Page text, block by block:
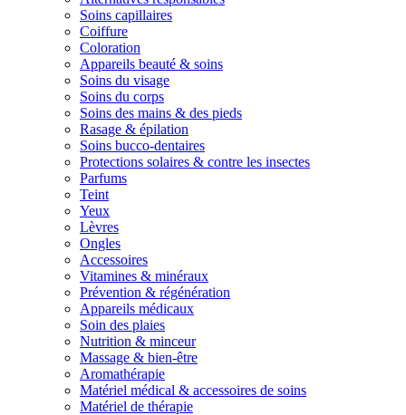
Soins capillaires
Coiffure
Coloration
Appareils beauté & soins
Soins du visage
Soins du corps
Soins des mains & des pieds
Rasage & épilation
Soins bucco-dentaires
Protections solaires & contre les insectes
Parfums
Teint
Yeux
Lèvres
Ongles
Accessoires
Vitamines & minéraux
Prévention & régénération
Appareils médicaux
Soin des plaies
Nutrition & minceur
Massage & bien-être
Aromathérapie
Matériel médical & accessoires de soins
Matériel de thérapie